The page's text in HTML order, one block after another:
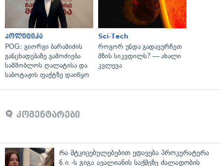
პოლიტიკა
POG: გიორგი ბარამიძის
განცხადებაზე გამოძიება
სამშობლოს ღალატისა და
საბოტაჟის ფაქტზე დაიწყო
Sci-Tech
როგორ უნდა გადავურჩეთ
მზის სიკვდილს? — ახალი
კვლევა
კომენტარები
რა მტკიცებულებებით ედავება პროკურატურა
ნ.ი.-ს გიგა ავალიანის საქმეზე ძალადობის